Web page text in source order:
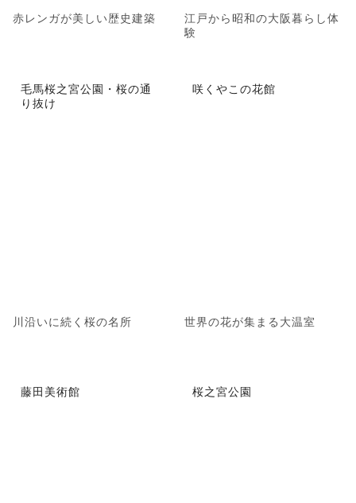
赤レンガが美しい歴史建築
江戸から昭和の大阪暮らし体
験
毛馬桜之宮公園・桜の通
り抜け
川沿いに続く桜の名所
咲くやこの花館
世界の花が集まる大温室
藤田美術館 桜之宮公園